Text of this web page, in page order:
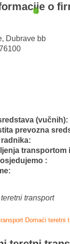
o
Dubrave bb
(vučnih):
prevozna
transportom
:
transport
Domaći teretni